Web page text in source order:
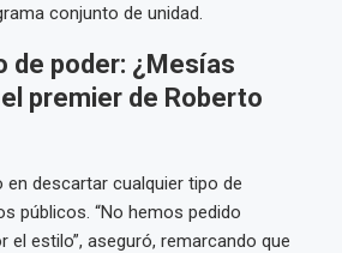
conjunto de unidad.
de poder: ¿Mesías
premier de Roberto
descartar cualquier tipo de
públicos. “No hemos pedido
el estilo”, aseguró, remarcando que